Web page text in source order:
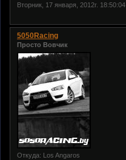
Вторник, 17 января, 2012г. 18:50:04
5050Racing
Просто Вовчик
Откуда: Los Angaros